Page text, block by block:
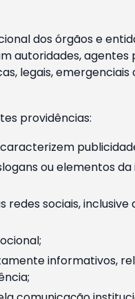
dos órgãos e
legais,
providências:
ou elementos
sociais,
informativos,